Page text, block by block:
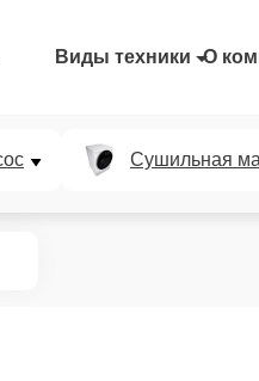
Виды техники О
Сушильная